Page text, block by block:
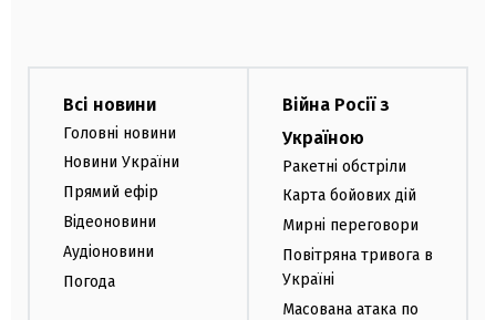
Всі новини
Головні новини
Новини України
Прямий ефір
Відеоновини
Аудіоновини
Погода
Війна Росії з
Україною
Ракетні обстріли
Карта бойових дій
Мирні переговори
Повітряна тривога в
Україні
Масована атака по